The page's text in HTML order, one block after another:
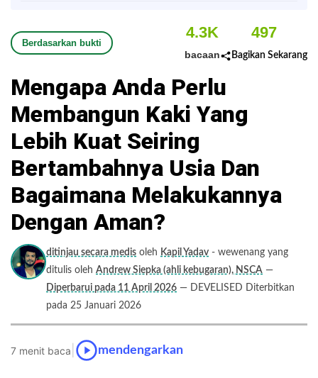
Berdasarkan bukti
4.3K
bacaan
497
Bagikan Sekarang
Mengapa Anda Perlu
Membangun Kaki Yang
Lebih Kuat Seiring
Bertambahnya Usia Dan
Bagaimana Melakukannya
Dengan Aman?
ditinjau secara medis oleh Kapil Yadav - wewenang yang
ditulis oleh Andrew Siepka (ahli kebugaran), NSCA —
Diperbarui pada 11 April 2026 — DEVELISED Diterbitkan
pada 25 Januari 2026
7 menit baca mendengarkan